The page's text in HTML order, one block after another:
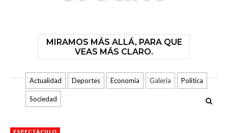
MIRAMOS MÁS ALLÁ, PARA QUE
VEAS MÁS CLARO.
Actualidad Deportes Economía Galería Politica
Sociedad
ESPECTÁCULO